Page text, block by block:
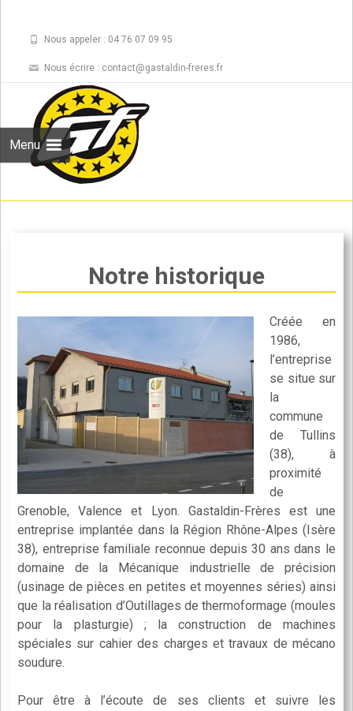
Nous appeler : 04 76 07 09 95
Nous écrire : contact@gastaldin-freres.fr
Menu
Notre historique
Créée en
1986,
l’entreprise
se situe sur
la
commune
de Tullins
(38), à
proximité
de
Grenoble, Valence et Lyon. Gastaldin-Frères est une
entreprise implantée dans la Région Rhône-Alpes (Isère
38), entreprise familiale reconnue depuis 30 ans dans le
domaine de la Mécanique industrielle de précision
(usinage de pièces en petites et moyennes séries) ainsi
que la réalisation d’Outillages de thermoformage (moules
pour la plasturgie) ; la construction de machines
spéciales sur cahier des charges et travaux de mécano
soudure.
Pour être à l’écoute de ses clients et suivre les